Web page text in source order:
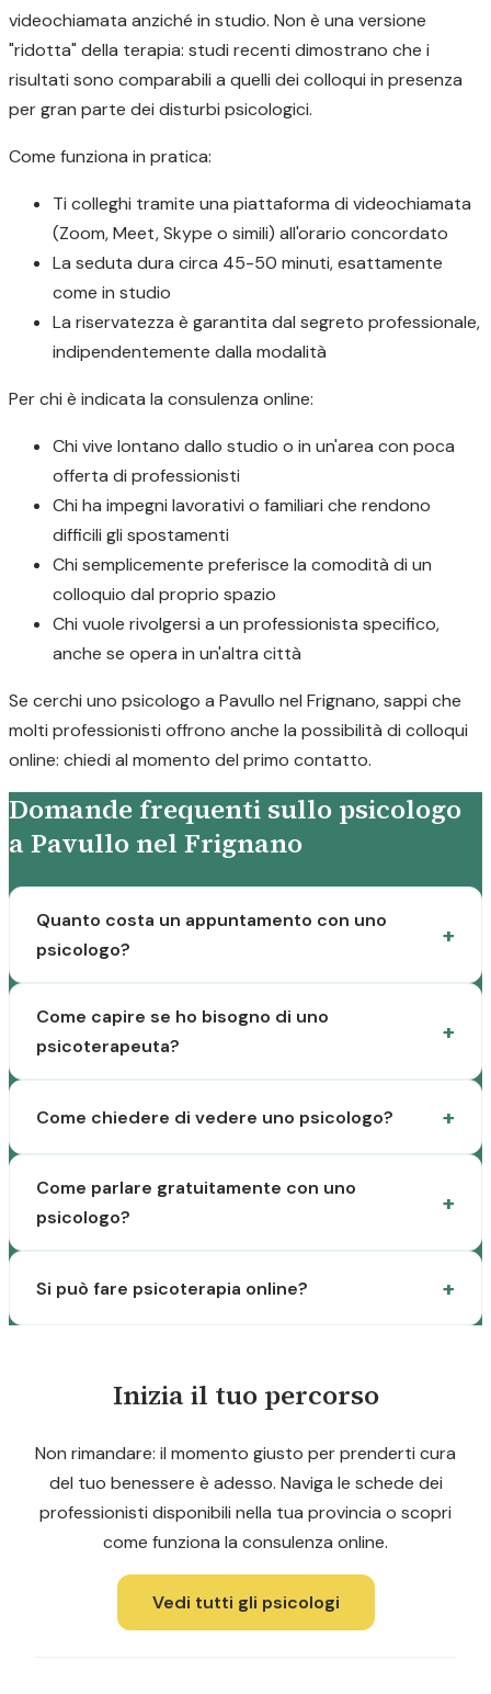
videochiamata anziché in studio. Non è una versione
"ridotta" della terapia: studi recenti dimostrano che i
risultati sono comparabili a quelli dei colloqui in presenza
per gran parte dei disturbi psicologici.
Come funziona in pratica:
Ti colleghi tramite una piattaforma di videochiamata
(Zoom, Meet, Skype o simili) all'orario concordato
La seduta dura circa 45-50 minuti, esattamente
come in studio
La riservatezza è garantita dal segreto professionale,
indipendentemente dalla modalità
Per chi è indicata la consulenza online:
Chi vive lontano dallo studio o in un'area con poca
offerta di professionisti
Chi ha impegni lavorativi o familiari che rendono
difficili gli spostamenti
Chi semplicemente preferisce la comodità di un
colloquio dal proprio spazio
Chi vuole rivolgersi a un professionista specifico,
anche se opera in un'altra città
Se cerchi uno psicologo a Pavullo nel Frignano, sappi che
molti professionisti offrono anche la possibilità di colloqui
online: chiedi al momento del primo contatto.
Domande frequenti sullo psicologo
a Pavullo nel Frignano
Quanto costa un appuntamento con uno
psicologo?
Come capire se ho bisogno di uno
psicoterapeuta?
Come chiedere di vedere uno psicologo?
Come parlare gratuitamente con uno
psicologo?
Si può fare psicoterapia online?
Inizia il tuo percorso
Non rimandare: il momento giusto per prenderti cura
del tuo benessere è adesso. Naviga le schede dei
professionisti disponibili nella tua provincia o scopri
come funziona la consulenza online.
Vedi tutti gli psicologi